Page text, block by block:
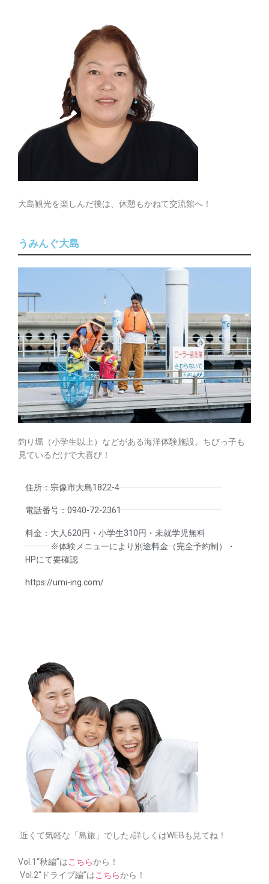
大島観光を楽しんだ後は、休憩もかねて交流館へ！
うみんぐ大島
釣り堀（小学生以上）などがある海洋体験施設。ちびっ子も
見ているだけで大喜び！
住所：宗像市大島1822-4
電話番号：0940-72-2361
料金：大人620円・小学生310円・未就学児無料
※体験メニューにより別途料金（完全予約制）・
HPにて要確認
https://umi-ing.com/
近くて気軽な「島旅」でした♪詳しくはWEBも見てね！
Vol.1“秋編”はこちらから！
Vol.2“ドライブ編”はこちらから！